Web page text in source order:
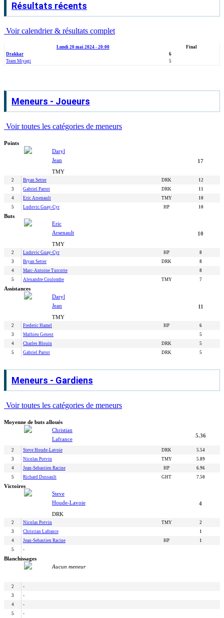
Résultats récents
Voir calendrier & résultats complet
Lundi 20 mai 2024 - 20:00
Final
Drakkar
6
Team Miyagi
5
Meneurs - Joueurs
Voir toutes les catégories de meneurs
Points
Daryl
Jean
TMY
17
2 Bryan Setter DRK
12
3
Gabriel Parrot DRK
11
4
Eric Arsenault TMY
10
5
Ludovic Guay-Cyr HP 10
Buts
Eric
Arsenault
TMY
10
2 Ludovic Guay-Cyr HP
8
3
Bryan Setter DRK
8
4
Marc-Antoine Turcotte
8
5
Alexandre Coulombe TMY 7
Assistances
Daryl
Jean
TMY
11
2 Frederic Hamel HP
6
3
Mathieu Genest
5
4
Charles Blouin DRK
5
5
Gabriel Parrot DRK 5
Meneurs - Gardiens
Voir toutes les catégories de meneurs
Moyenne de buts alloués
Christian
Lafrance
5.36
2 Steve Houde-Lavoie DRK
5.54
3
Nicolas Potvin TMY
5.89
4
Jean-Sebastien Racine HP
6.96
5
Richard Dussault GHT 7.50
Victoires
Steve
Houde-Lavoie
DRK
4
2 Nicolas Potvin TMY
2
3
Christian Lafrance
1
4
Jean-Sebastien Racine HP
1
5
-
Blanchissages
Aucun meneur
2
-
3
-
4
-
5
-